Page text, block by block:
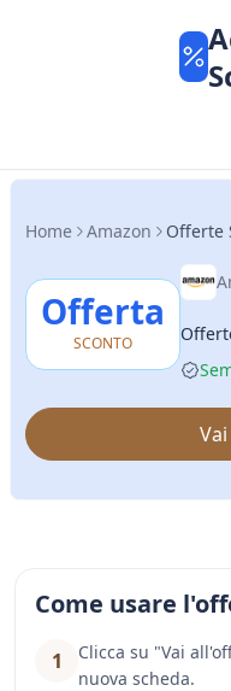
Home Amazon Offerte
Offerta
SCONTO
Come usare
1
Clicca su "Vai
nuova scheda.